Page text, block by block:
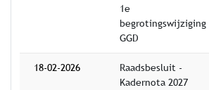
1e
begrotingswijziging
GGD
18-02-2026
Raadsbesluit -
Kadernota 2027